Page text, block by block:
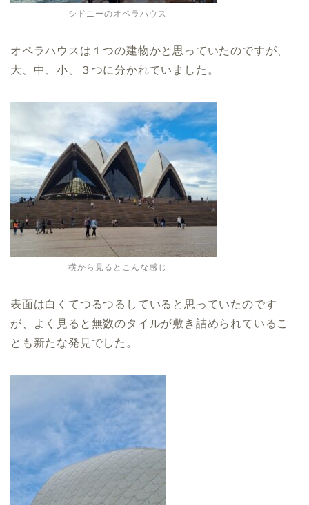
シドニーのオペラハウス
オペラハウスは１つの建物かと思っていたのですが、
大、中、小、３つに分かれていました。
横から見るとこんな感じ
表面は白くてつるつるしていると思っていたのです
が、よく見ると無数のタイルが敷き詰められているこ
とも新たな発見でした。